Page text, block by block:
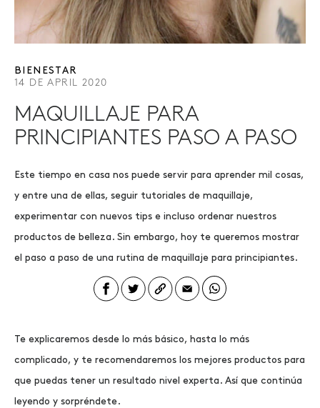
BIENESTAR
14 DE APRIL 2020
MAQUILLAJE PARA
PRINCIPIANTES PASO A PASO
Este tiempo en casa nos puede servir para aprender mil cosas,
y entre una de ellas, seguir tutoriales de maquillaje,
experimentar con nuevos tips e incluso ordenar nuestros
productos de belleza. Sin embargo, hoy te queremos mostrar
el paso a paso de una rutina de maquillaje para principiantes.
Te explicaremos desde lo más básico, hasta lo más
complicado, y te recomendaremos los mejores productos para
que puedas tener un resultado nivel experta. Así que continúa
leyendo y sorpréndete.